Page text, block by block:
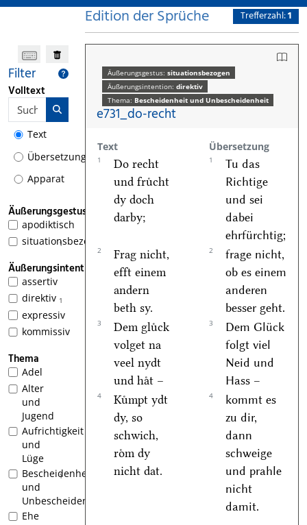
Filter
Volltext
Text
Übersetzung
Apparat
Äußerungsgestus
apodiktisch
1
situationsbezogen
Äußerungsintention
assertiv
1
direktiv
expressiv
kommissiv
Thema
Adel
Alter
und
Jugend
Aufrichtigkeit
und
Lüge
1
Bescheidenheit
und
Unbescheidenheit
Ehe
Edition der Sprüche Trefferzahl:1
Äußerungsgestus: situationsbezogen
Äußerungsintention: direktiv
Thema: Bescheidenheit und Unbescheidenheit
e731_do-recht
Text Übersetzung
1
Do recht
und fruͤcht
dy doch
darby;
1
Tu das
Richtige
und sei
dabei
ehrfürchtig;
2
Frag nicht,
efft einem
andern
beth sy.
2
frage nicht,
ob es einem
anderen
besser geht.
3
Dem gluͤck
volget na
veel nydt
und haͤt –
3
Dem Glück
folgt viel
Neid und
Hass –
4
Kuͤmpt ydt
dy, so
schwich,
roͤm dy
nicht dat.
4
kommt es
zu dir,
dann
schweige
und prahle
nicht
damit.